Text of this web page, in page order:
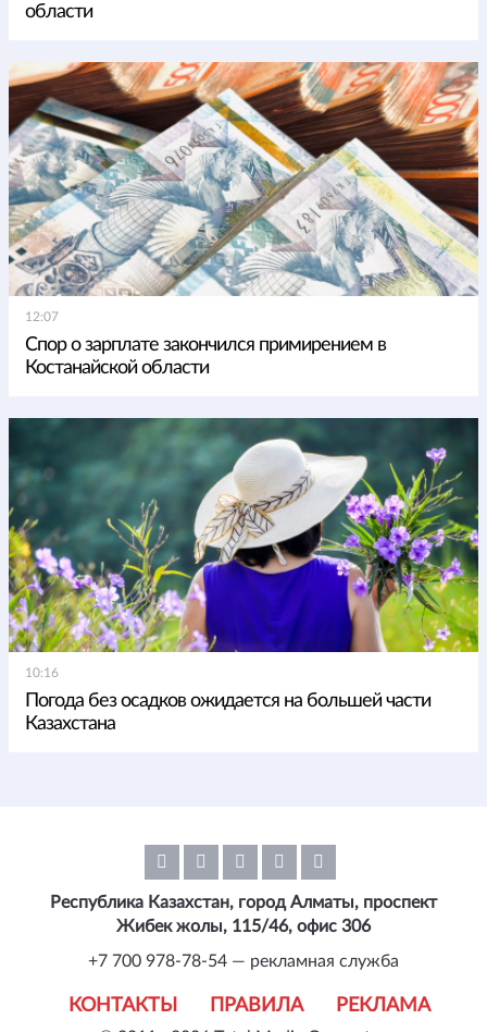
области
12:07
Спор о зарплате закончился примирением в
Костанайской области
10:16
Погода без осадков ожидается на большей части
Казахстана
КОНТАКТЫ ПРАВИЛА РЕКЛАМА
Республика Казахстан, город Алматы, проспект
Жибек жолы, 115/46, офис 306
+7 700 978-78-54 — рекламная служба